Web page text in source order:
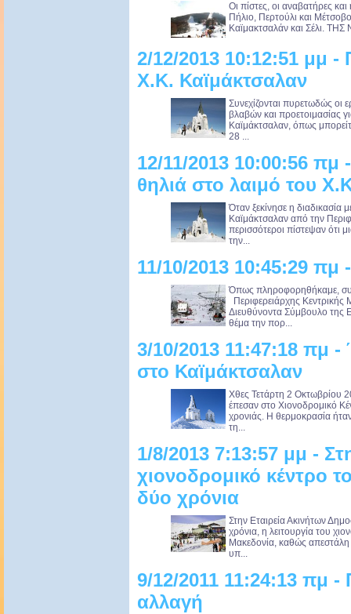
Οι πίστες, οι αναβατήρες
Πήλιο, Περτούλι και
Καϊμακτσαλάν και Σέλι.
2/12/2013 10:12:51 μμ
Χ.Κ. Καϊμάκτσαλαν
Συνεχίζονται πυρετωδώς οι
βλαβών και προετοιμασίας
Καϊμάκτσαλαν, όπως
28 ...
12/11/2013 10:00:56 πμ
θηλιά στο λαιμό του
Όταν ξεκίνησε η
Καϊμάκτσαλαν από την
περισσότεροι πίστεψαν ότι
την...
11/10/2013 10:45:29 πμ
Όπως πληροφορηθήκαμε,
Περιφερειάρχης Κεντρικής
Διευθύνοντα Σύμβουλο της
θέμα την πορ...
3/10/2013 11:47:18 πμ -
στο Καϊμάκτσαλαν
Χθες Τετάρτη 2 Οκτωβρίου
έπεσαν στο Χιονοδρομικό
χρονιάς. Η θερμοκρασία
τη...
1/8/2013 7:13:57 μμ -
χιονοδρομικό κέντρο
δύο χρόνια
Στην Εταιρεία Ακινήτων
χρόνια, η λειτουργία του
Μακεδονία, καθώς
υπ...
9/12/2011 11:24:13 πμ -
αλλαγή